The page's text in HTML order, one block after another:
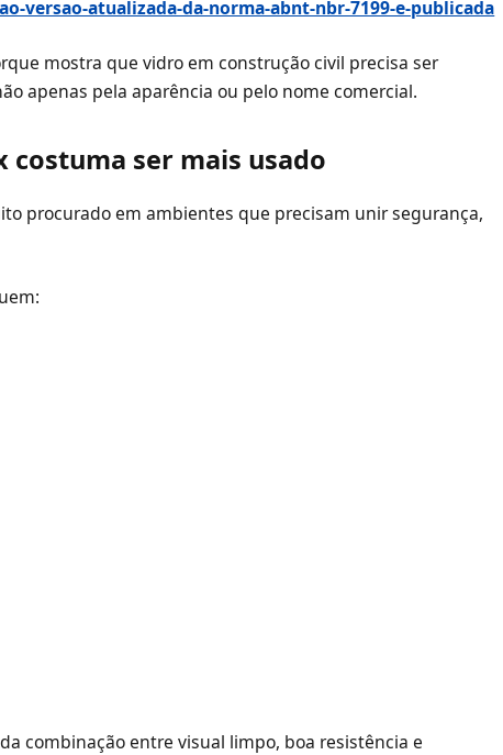
versao-atualizada-da-norma-abnt-nbr-7199-e-publicada
mostra que vidro em construção civil precisa ser
apenas pela aparência ou pelo nome comercial.
costuma ser mais usado
procurado em ambientes que precisam unir segurança,
combinação entre visual limpo, boa resistência e